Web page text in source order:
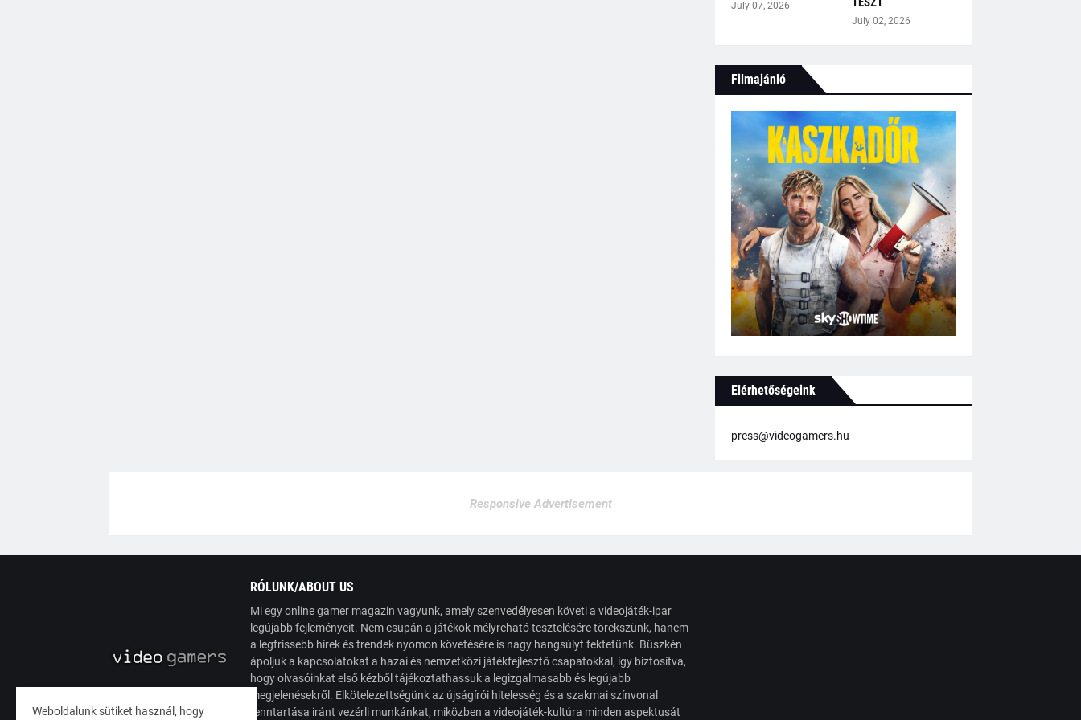
July 07, 2026
July 02, 2026
Filmajánló
Elérhetőségeink
press@videogamers.hu
Responsive Advertisement
RÓLUNK/ABOUT US
Mi egy online gamer magazin vagyunk, amely szenvedélyesen követi a videojáték-ipar
legújabb fejleményeit. Nem csupán a játékok mélyreható tesztelésére törekszünk, hanem
a legfrissebb hírek és trendek nyomon követésére is nagy hangsúlyt fektetünk. Büszkén
ápoljuk a kapcsolatokat a hazai és nemzetközi játékfejlesztő csapatokkal, így biztosítva,
hogy olvasóinkat első kézből tájékoztathassuk a legizgalmasabb és legújabb
megjelenésekről. Elkötelezettségünk az újságírói hitelesség és a szakmai színvonal
fenntartása iránt vezérli munkánkat, miközben a videojáték-kultúra minden aspektusát
Weboldalunk sütiket használ, hogy